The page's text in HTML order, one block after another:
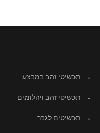
תכשיטי זהב במבצע
תכשיטי זהב ויהלומים
תכשיטים לגבר